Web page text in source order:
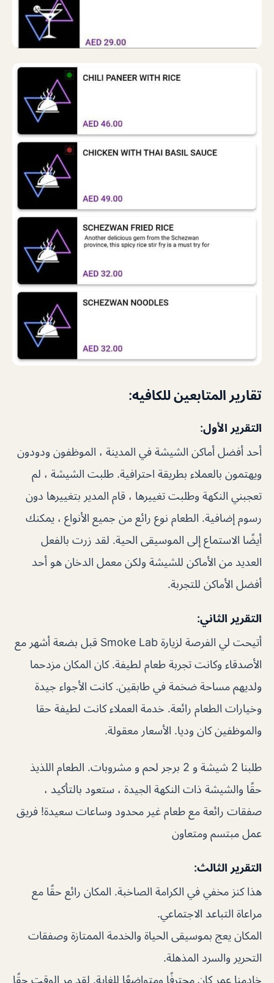
تقارير المتابعين للكافيه:
التقرير الأول:
أحد أفضل أماكن الشيشة في المدينة ، الموظفون ودودون
ويهتمون بالعملاء بطريقة احترافية. طلبت الشيشة ، لم
تعجبني النكهة وطلبت تغييرها ، قام المدير بتغييرها دون
رسوم إضافية. الطعام نوع رائع من جميع الأنواع ، يمكنك
أيضًا الاستماع إلى الموسيقى الحية. لقد زرت بالفعل
العديد من الأماكن للشيشة ولكن معمل الدخان هو أحد
أفضل الأماكن للتجربة.
التقرير الثاني:
أتيحت لي الفرصة لزيارة Smoke Lab قبل بضعة أشهر مع
الأصدقاء وكانت تجربة طعام لطيفة. كان المكان مزدحما
ولديهم مساحة ضخمة في طابقين. كانت الأجواء جيدة
وخيارات الطعام رائعة. خدمة العملاء كانت لطيفة حقا
والموظفين كان وديا. الأسعار معقولة.
طلبنا 2 شيشة و 2 برجر لحم و مشروبات. الطعام اللذيذ
حقًا والشيشة ذات النكهة الجيدة ، ستعود بالتأكيد ،
صفقات رائعة مع طعام غير محدود وساعات سعيدة! فريق
عمل مبتسم ومتعاون
التقرير الثالث:
هذا كنز مخفي في الكرامة الصاخبة. المكان رائع حقًا مع
مراعاة التباعد الاجتماعي.
المكان يعج بموسيقى الحياة والخدمة الممتازة وصفقات
التحرير والسرد المذهلة.
خادمنا عمر كان محترفًا ومتواضعًا للغاية. لقد مر الوقت حقًا